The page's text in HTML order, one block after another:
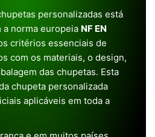
personalizadas está
norma europeia NF EN
critérios essenciais de
com os materiais, o design,
das chupetas. Esta
chupeta personalizada
aplicáveis em toda a